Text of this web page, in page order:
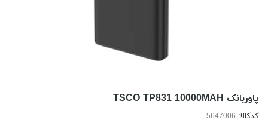
پاوربانک TSCO TP831 10000MAH
کدکالا: